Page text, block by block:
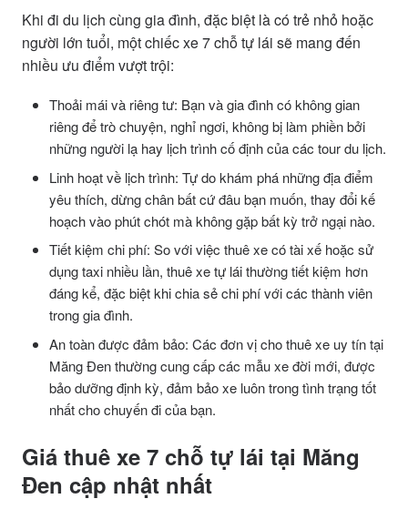
Khi đi du lịch cùng gia đình, đặc biệt là có trẻ nhỏ hoặc
người lớn tuổi, một chiếc xe 7 chỗ tự lái sẽ mang đến
nhiều ưu điểm vượt trội:
Thoải mái và riêng tư: Bạn và gia đình có không gian
riêng để trò chuyện, nghỉ ngơi, không bị làm phiền bởi
những người lạ hay lịch trình cố định của các tour du lịch.
Linh hoạt về lịch trình: Tự do khám phá những địa điểm
yêu thích, dừng chân bất cứ đâu bạn muốn, thay đổi kế
hoạch vào phút chót mà không gặp bất kỳ trở ngại nào.
Tiết kiệm chi phí: So với việc thuê xe có tài xế hoặc sử
dụng taxi nhiều lần, thuê xe tự lái thường tiết kiệm hơn
đáng kể, đặc biệt khi chia sẻ chi phí với các thành viên
trong gia đình.
An toàn được đảm bảo: Các đơn vị cho thuê xe uy tín tại
Măng Đen thường cung cấp các mẫu xe đời mới, được
bảo dưỡng định kỳ, đảm bảo xe luôn trong tình trạng tốt
nhất cho chuyến đi của bạn.
Giá thuê xe 7 chỗ tự lái tại Măng
Đen cập nhật nhất